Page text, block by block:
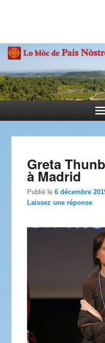
Greta
à Madrid
Publié le6 décembre
Laissez une réponse